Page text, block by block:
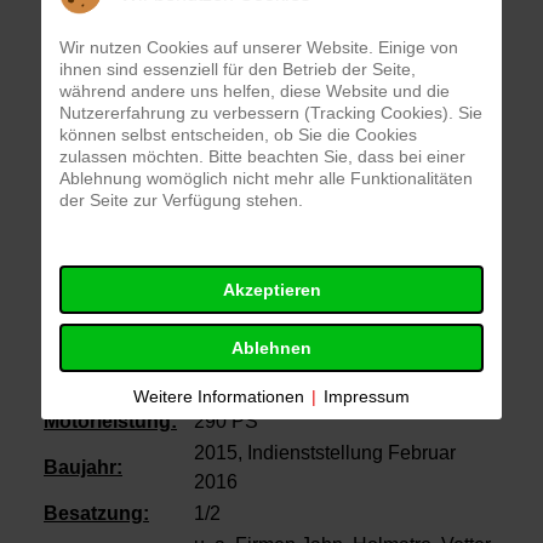
Besatzungsmitglieder haben die vorrangige Aufgabe
der Materialausgabe. Die fahrende Werkstatt bietet
die Möglichkeit der technischen Hilfeleistung in
großem Umfang für Personen- und Tierrettung bei
Unglücksfällen, Öl- und Sturmschäden.
Funkrufname:
"Florian Eichstätt 61/1"
Mercedes Benz
Aufbau:
Rosenbauer
Gesamtgewicht:
14.000 kg
Motorleistung: 290 PS
Baujahr:
2015, Indienststellung Februar
2016
Besatzung:
1/2
Wir nutzen Cookies auf unserer Website. Einige von
ihnen sind essenziell für den Betrieb der Seite,
während andere uns helfen, diese Website und die
Nutzererfahrung zu verbessern (Tracking Cookies). Sie
können selbst entscheiden, ob Sie die Cookies
zulassen möchten. Bitte beachten Sie, dass bei einer
Ablehnung womöglich nicht mehr alle Funktionalitäten
der Seite zur Verfügung stehen.
Akzeptieren
Ablehnen
Weitere Informationen | Impressum